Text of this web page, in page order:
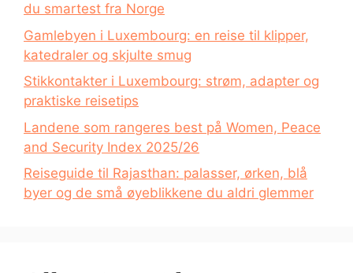
du smartest fra Norge
Gamlebyen i Luxembourg: en reise til klipper,
katedraler og skjulte smug
Stikkontakter i Luxembourg: strøm, adapter og
praktiske reisetips
Landene som rangeres best på Women, Peace
and Security Index 2025/26
Reiseguide til Rajasthan: palasser, ørken, blå
byer og de små øyeblikkene du aldri glemmer